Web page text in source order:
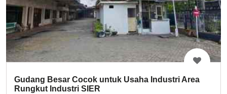
Gudang Besar Cocok untuk Usaha Industri Area
Rungkut Industri SIER